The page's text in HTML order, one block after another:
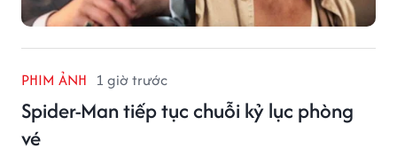
PHIM ẢNH 1 giờ trước
Spider-Man tiếp tục chuỗi kỷ lục phòng
vé